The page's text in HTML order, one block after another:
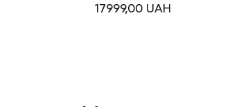
17999,00 UAH